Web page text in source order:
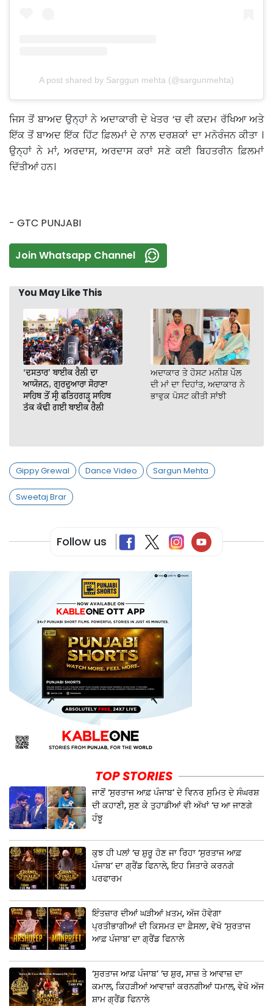
A post shared by Sarggun mehta (@sargunmehta)
ਜਿਸ ਤੋਂ ਬਾਅਦ ਉਨ੍ਹਾਂ ਨੇ ਅਦਾਕਾਰੀ ਦੇ ਖੇਤਰ ‘ਚ ਵੀ ਕਦਮ ਰੱਖਿਆ ਅਤੇ
ਇੱਕ ਤੋਂ ਬਾਅਦ ਇੱਕ ਹਿੱਟ ਫ਼ਿਲਮਾਂ ਦੇ ਨਾਲ ਦਰਸ਼ਕਾਂ ਦਾ ਮਨੋਰੰਜਨ ਕੀਤਾ ।
ਉਨ੍ਹਾਂ ਨੇ ਮਾਂ, ਅਰਦਾਸ, ਅਰਦਾਸ ਕਰਾਂ ਸਣੇ ਕਈ ਬਿਹਤਰੀਨ ਫ਼ਿਲਮਾਂ
ਦਿੱਤੀਆਂ ਹਨ।
- GTC PUNJABI
Join Whatsapp Channel
You May Like This
‘ਦਸਤਾਰ’ ਬਾਈਕ ਰੈਲੀ ਦਾ
ਆਯੋਜਨ, ਗੁਰਦੁਆਰਾ ਸੋਹਾਣਾ
ਸਾਹਿਬ ਤੋਂ ਸ੍ਰੀ ਫਤਿਹਗੜ੍ਹ ਸਾਹਿਬ
ਤੱਕ ਕੱਢੀ ਗਈ ਬਾਈਕ ਰੈਲੀ
ਅਦਾਕਾਰ ਤੇ ਹੋਸਟ ਮਨੀਸ਼ ਪੌਲ
ਦੀ ਮਾਂ ਦਾ ਦਿਹਾਂਤ, ਅਦਾਕਾਰ ਨੇ
ਭਾਵੁਕ ਪੋਸਟ ਕੀਤੀ ਸਾਂਝੀ
Gippy Grewal Dance Video Sargun Mehta
Sweetaj Brar
Follow us
TOP STORIES
ਜਾਣੋਂ ‘ਸੁਰਤਾਜ ਆਫ਼ ਪੰਜਾਬ’ ਦੇ ਵਿਨਰ ਸੁਮਿਤ ਦੇ ਸੰਘਰਸ਼
ਦੀ ਕਹਾਣੀ, ਸੁਣ ਕੇ ਤੁਹਾਡੀਆਂ ਵੀ ਅੱਖਾਂ ‘ਚ ਆ ਜਾਣਗੇ
ਹੰਝੂ
ਕੁਝ ਹੀ ਪਲਾਂ ‘ਚ ਸ਼ੁਰੂ ਹੋਣ ਜਾ ਰਿਹਾ ‘ਸੁਰਤਾਜ ਆਫ਼
ਪੰਜਾਬ’ ਦਾ ਗ੍ਰੈਂਡ ਫਿਨਾਲੇ, ਇਹ ਸਿਤਾਰੇ ਕਰਨਗੇ
ਪਰਫਾਰਮ
ਇੰਤਜ਼ਾਰ ਦੀਆਂ ਘੜੀਆਂ ਖ਼ਤਮ, ਅੱਜ ਹੋਵੇਗਾ
ਪ੍ਰਤੀਭਾਗੀਆਂ ਦੀ ਕਿਸਮਤ ਦਾ ਫ਼ੈਸਲਾ, ਵੇਖੋ ‘ਸੁਰਤਾਜ
ਆਫ਼ ਪੰਜਾਬ’ ਦਾ ਗ੍ਰੈਂਡ ਫਿਨਾਲੇ
‘ਸੁਰਤਾਜ ਆਫ਼ ਪੰਜਾਬ’ ‘ਚ ਸ਼ੁਰ, ਸਾਜ਼ ਤੇ ਆਵਾਜ਼ ਦਾ
ਕਮਾਲ, ਕਿਹੜੀਆਂ ਆਵਾਜ਼ਾਂ ਕਰਨਗੀਆਂ ਧਮਾਲ, ਵੇਖੋ ਅੱਜ
ਸ਼ਾਮ ਗ੍ਰੈਂਡ ਫਿਨਾਲੇ